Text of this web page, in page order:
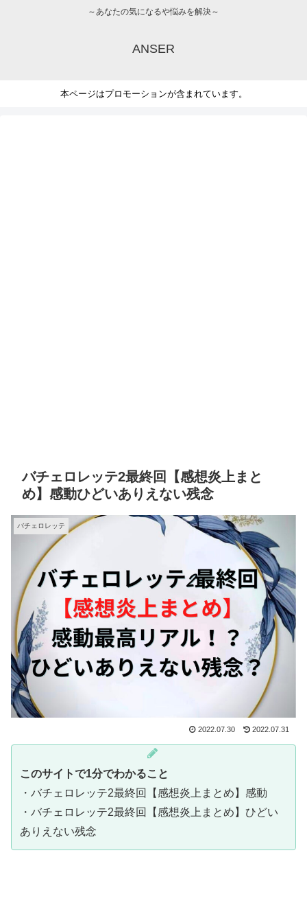
～あなたの気になるや悩みを解決～
ANSER
本ページはプロモーションが含まれています。
バチェロレッテ2最終回【感想炎上まと
め】感動ひどいありえない残念
バチェロレッテ
2022.07.30 2022.07.31
このサイトで1分でわかること
・バチェロレッテ2最終回【感想炎上まとめ】感動
・バチェロレッテ2最終回【感想炎上まとめ】ひどい
ありえない残念